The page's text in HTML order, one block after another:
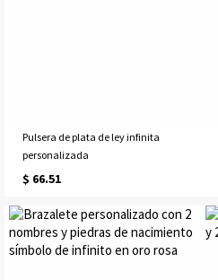
Pulsera de plata de ley infinita
personalizada
$ 66.51